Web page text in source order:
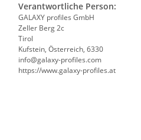
Verantwortliche Person:
GALAXY profiles GmbH
Zeller Berg 2c
Tirol
Kufstein, Österreich, 6330
info@galaxy-profiles.com
https://www.galaxy-profiles.at